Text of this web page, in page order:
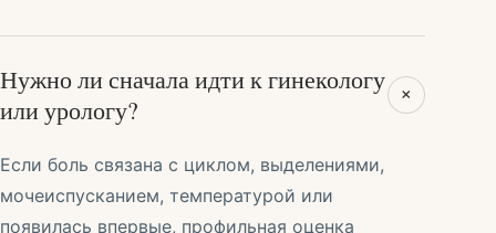
Нужно ли сначала идти к гинекологу
или урологу?
+
Если боль связана с циклом, выделениями,
мочеиспусканием, температурой или
появилась впервые, профильная оценка